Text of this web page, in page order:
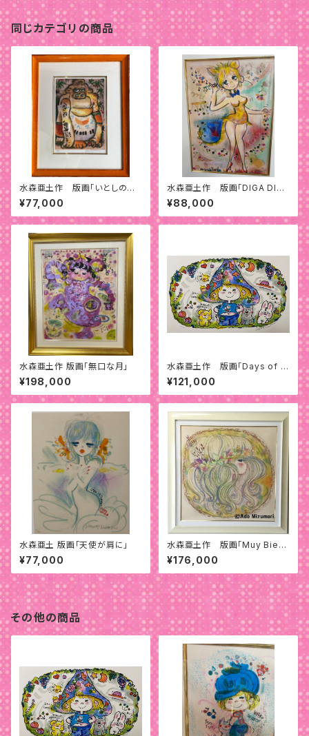
同じカテゴリの商品
水森亜土作 版画「いとしのジ
ョージア」
¥77,000
水森亜土作 版画「DIGA DIGA
DOO」
¥88,000
水森亜土作 版画「無口な月」
¥198,000
水森亜土作 版画「Days of W
ine」
¥121,000
水森亜土 版画「天使が肩に」
¥77,000
水森亜土作 版画「Muy Bien
(ステキじゃない？）」
¥176,000
その他の商品